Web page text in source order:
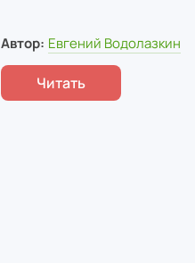
Автор: Евгений Водолазкин
Читать